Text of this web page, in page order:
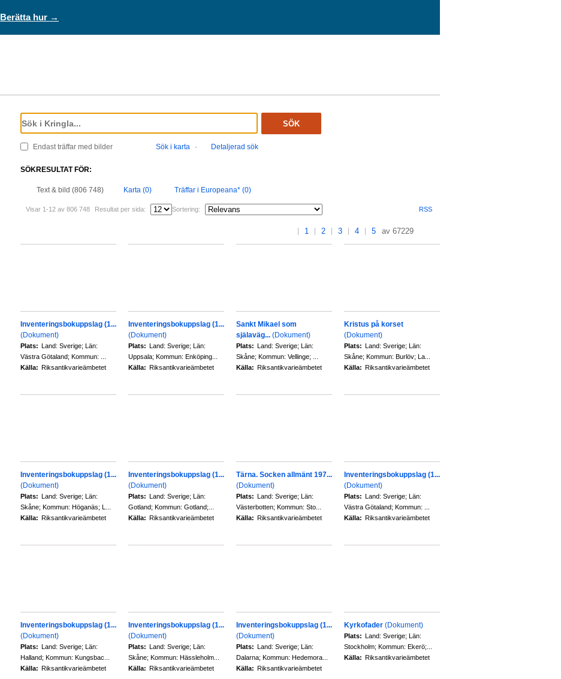
Berätta hur →
SÖK
Endast träffar med bilder Sök i karta · Detaljerad sök
SÖKRESULTAT FÖR:
Text & bild (806 748) Karta (0) Träffar i Europeana* (0)
Visar 1-12 av 806 748 Resultat per sida: Sortering: RSS
1 2 3 4 5 av 67229
Inventeringsbokuppslag (1...
(Dokument)
Plats: Land: Sverige; Län:
Västra Götaland; Kommun: ...
Källa: Riksantikvarieämbetet
Inventeringsbokuppslag (1...
(Dokument)
Plats: Land: Sverige; Län:
Uppsala; Kommun: Enköping...
Källa: Riksantikvarieämbetet
Sankt Mikael som
själaväg... (Dokument)
Plats: Land: Sverige; Län:
Skåne; Kommun: Vellinge; ...
Källa: Riksantikvarieämbetet
Kristus på korset
(Dokument)
Plats: Land: Sverige; Län:
Skåne; Kommun: Burlöv; La...
Källa: Riksantikvarieämbetet
Inventeringsbokuppslag (1...
(Dokument)
Plats: Land: Sverige; Län:
Skåne; Kommun: Höganäs; L...
Källa: Riksantikvarieämbetet
Inventeringsbokuppslag (1...
(Dokument)
Plats: Land: Sverige; Län:
Gotland; Kommun: Gotland;...
Källa: Riksantikvarieämbetet
Tärna. Socken allmänt 197...
(Dokument)
Plats: Land: Sverige; Län:
Västerbotten; Kommun: Sto...
Källa: Riksantikvarieämbetet
Inventeringsbokuppslag (1...
(Dokument)
Plats: Land: Sverige; Län:
Västra Götaland; Kommun: ...
Källa: Riksantikvarieämbetet
Inventeringsbokuppslag (1...
(Dokument)
Plats: Land: Sverige; Län:
Halland; Kommun: Kungsbac...
Källa: Riksantikvarieämbetet
Inventeringsbokuppslag (1...
(Dokument)
Plats: Land: Sverige; Län:
Skåne; Kommun: Hässleholm...
Källa: Riksantikvarieämbetet
Inventeringsbokuppslag (1...
(Dokument)
Plats: Land: Sverige; Län:
Dalarna; Kommun: Hedemora...
Källa: Riksantikvarieämbetet
Kyrkofader (Dokument)
Plats: Land: Sverige; Län:
Stockholm; Kommun: Ekerö;...
Källa: Riksantikvarieämbetet